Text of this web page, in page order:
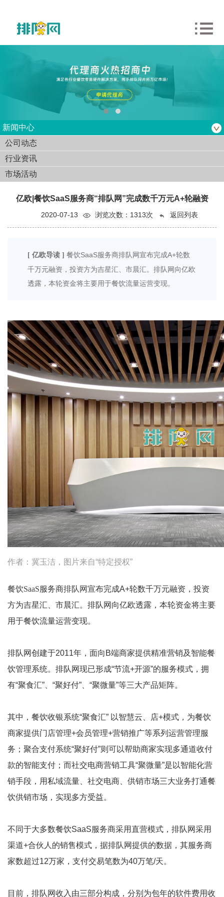
新闻中心
公司动态
行业资讯
市场活动
亿欧|餐饮SaaS服务商“排队网”完成数千万元A+轮融资
2020-07-13 浏览次数： 1313次 返回列表
[ 亿欧导读 ] 餐饮SaaS服务商排队网宣布完成A+轮数
千万元融资，投资方为吉星汇、市晨汇。排队网向亿欧
透露，本轮资金将主要用于餐饮流量运营变现。
作者：冀玉洁，图片来自“特定授权”
餐饮SaaS服务商排队网宣布完成A+轮数千万元融资，投资
方为吉星汇、市晨汇。排队网向亿欧透露，本轮资金将主要
用于餐饮流量运营变现。
排队网创建于2011年，面向B端商家提供精准营销及智能餐
饮管理系统。排队网现已形成“节流+开源”的服务模式，拥
有“聚食汇”、“聚好付”、“聚微量”等三大产品矩阵。
其中，餐饮收银系统“聚食汇” 以智慧云、店+模式，为餐饮
商家提供门店管理+会员管理+营销推广等系列运营管理服
务；聚合支付系统“聚好付”则可以帮助商家实现多通道收付
款的智能支付；而社交电商营销工具“聚微量”是以智能化营
销手段，用私域流量、社交电商、供销市场三大业务打通餐
饮供销市场，实现多方受益。
不同于大多数餐饮SaaS服务商采用直营模式，排队网采用
渠道+合伙人的销售模式，据排队网提供的数据，其服务商
家数超过12万家，支付交易笔数为40万笔/天。
目前，排队网收入由三部分构成，分别为包年的软件费用收